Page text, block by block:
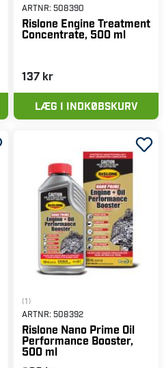
ARTNR: 508390
Rislone Engine Treatment
Concentrate, 500 ml
137 kr
LÆG I INDKØBSKURV
(1)
ARTNR: 508392
Rislone Nano Prime Oil
Performance Booster,
500 ml